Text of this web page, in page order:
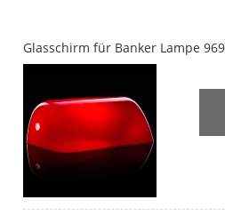
Glasschirm für Banker Lampe